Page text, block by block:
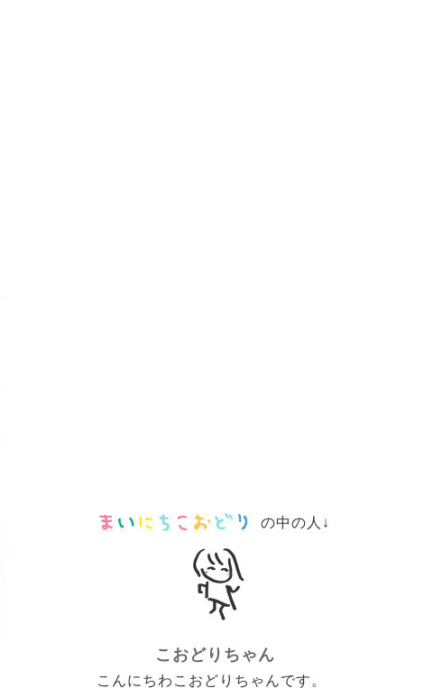
の中の人↓
こおどりちゃん
こんにちわこおどりちゃんです。